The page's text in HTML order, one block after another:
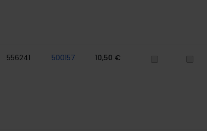
556241 500157 10,50 €